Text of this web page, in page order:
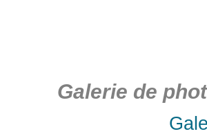
Galerie de